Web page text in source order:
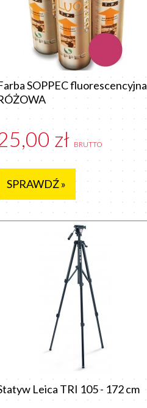
SOPPEC fluorescencyjna
zł BRUTTO
SPRAWDŹ »
Leica TRI 105 - 172 cm